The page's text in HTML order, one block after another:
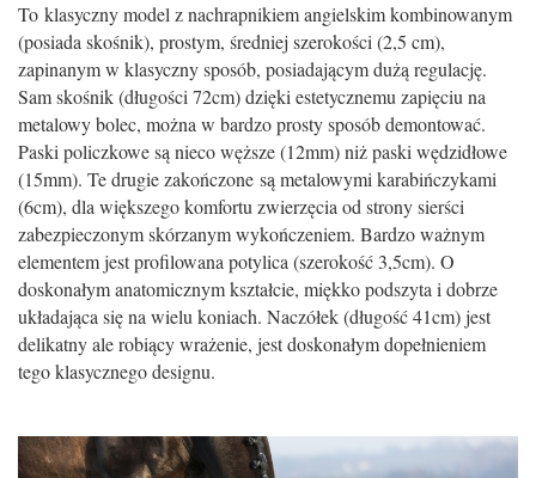
To klasyczny model z nachrapnikiem angielskim kombinowanym
(posiada skośnik), prostym, średniej szerokości (2,5 cm),
zapinanym w klasyczny sposób, posiadającym dużą regulację.
Sam skośnik (długości 72cm) dzięki estetycznemu zapięciu na
metalowy bolec, można w bardzo prosty sposób demontować.
Paski policzkowe są nieco węższe (12mm) niż paski wędzidłowe
(15mm). Te drugie zakończone są metalowymi karabińczykami
(6cm), dla większego komfortu zwierzęcia od strony sierści
zabezpieczonym skórzanym wykończeniem. Bardzo ważnym
elementem jest profilowana potylica (szerokość 3,5cm). O
doskonałym anatomicznym kształcie, miękko podszyta i dobrze
układająca się na wielu koniach. Naczółek (długość 41cm) jest
delikatny ale robiący wrażenie, jest doskonałym dopełnieniem
tego klasycznego designu.